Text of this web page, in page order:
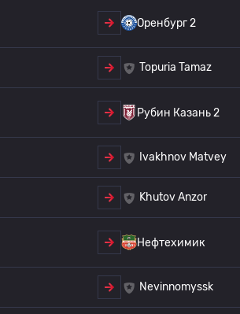
Оренбург 2
Topuria Tamaz
Рубин Казань 2
Ivakhnov Matvey
Khutov Anzor
Нефтехимик
Nevinnomyssk